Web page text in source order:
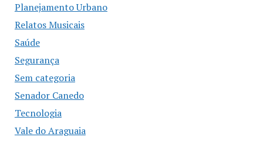
Planejamento Urbano
Relatos Musicais
Saúde
Segurança
Sem categoria
Senador Canedo
Tecnologia
Vale do Araguaia